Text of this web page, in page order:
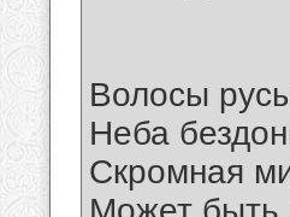
Волосы
Неба
Скромная